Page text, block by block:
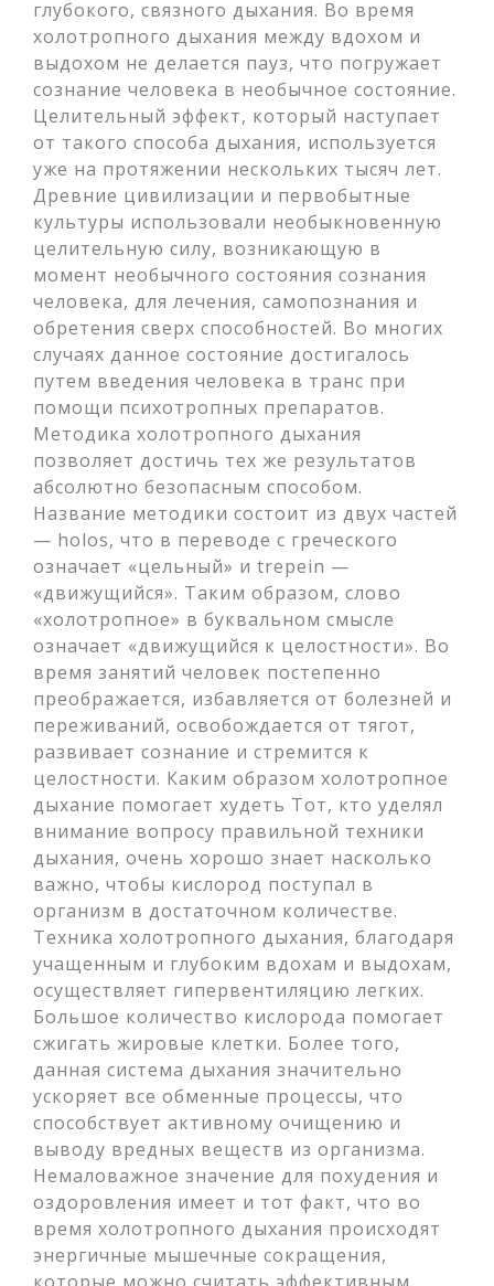
глубокого, связного дыхания. Во время
холотропного дыхания между вдохом и
выдохом не делается пауз, что погружает
сознание человека в необычное состояние.
Целительный эффект, который наступает
от такого способа дыхания, используется
уже на протяжении нескольких тысяч лет.
Древние цивилизации и первобытные
культуры использовали необыкновенную
целительную силу, возникающую в
момент необычного состояния сознания
человека, для лечения, самопознания и
обретения сверх способностей. Во многих
случаях данное состояние достигалось
путем введения человека в транс при
помощи психотропных препаратов.
Методика холотропного дыхания
позволяет достичь тех же результатов
абсолютно безопасным способом.
Название методики состоит из двух частей
— holos, что в переводе с греческого
означает «цельный» и trepein —
«движущийся». Таким образом, слово
«холотропное» в буквальном смысле
означает «движущийся к целостности». Во
время занятий человек постепенно
преображается, избавляется от болезней и
переживаний, освобождается от тягот,
развивает сознание и стремится к
целостности. Каким образом холотропное
дыхание помогает худеть Тот, кто уделял
внимание вопросу правильной техники
дыхания, очень хорошо знает насколько
важно, чтобы кислород поступал в
организм в достаточном количестве.
Техника холотропного дыхания, благодаря
учащенным и глубоким вдохам и выдохам,
осуществляет гипервентиляцию легких.
Большое количество кислорода помогает
сжигать жировые клетки. Более того,
данная система дыхания значительно
ускоряет все обменные процессы, что
способствует активному очищению и
выводу вредных веществ из организма.
Немаловажное значение для похудения и
оздоровления имеет и тот факт, что во
время холотропного дыхания происходят
энергичные мышечные сокращения,